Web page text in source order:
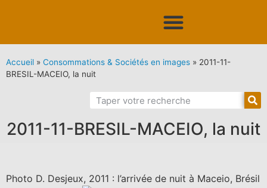
Accueil » Consommations & Sociétés en images » 2011-11-
BRESIL-MACEIO, la nuit
2011-11-BRESIL-MACEIO, la nuit
Photo D. Desjeux, 2011 : l’arrivée de nuit à Maceio, Brésil